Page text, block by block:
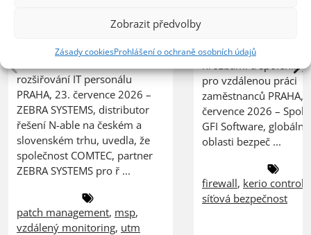
Zobrazit předvolby
Zásady cookiesProhlášení o ochraně osobních údajů
zvládá rostoucí počet
rozšiřování IT personálu
PRAHA, 23. července 2026 –
ZEBRA SYSTEMS, distributor
řešení N-able na českém a
slovenském trhu, uvedla, že
společnost COMTEC, partner
ZEBRA SYSTEMS pro ř ...
patch management, msp,
vzdálený monitoring, utm
ochrany před
hrozbami a spolehlivý
pro vzdálenou práci
zaměstnanců PRAHA,
července 2026 –
GFI Software,
oblasti bezpeč ...
firewall, kerio control
síťová bezpečnost